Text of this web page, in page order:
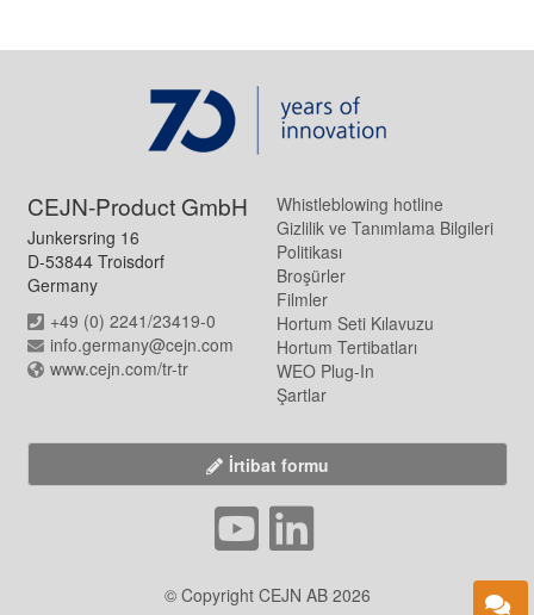
CEJN-Product GmbH
Junkersring 16
D-53844 Troisdorf
Germany
+49 (0) 2241/23419-0
info.germany@cejn.com
www.cejn.com/tr-tr
Whistleblowing hotline
Gizlilik ve Tanımlama Bilgileri
Politikası
Broşürler
Filmler
Hortum Seti Kılavuzu
Hortum Tertibatları
WEO Plug-In
Şartlar
İrtibat formu
© Copyright CEJN AB 2026